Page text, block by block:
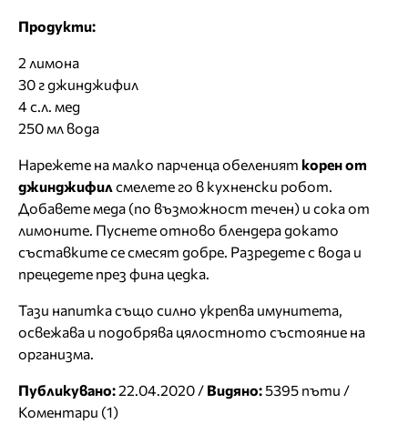
Продукти:
2 лимона
30 г джинджифил
4 с.л. мед
250 мл вода
Нарежете на малко парченца обеленият корен от
джинджифил смелете го в кухненски робот.
Добавете меда (по възможност течен) и сока от
лимоните. Пуснете отново блендера докато
съставките се смесят добре. Разредете с вода и
прецедете през фина цедка.
Тази напитка също силно укрепва имунитета,
освежава и подобрява цялостното състояние на
организма.
Публикувано:22.04.2020 / Видяно:5395 пъти /
Коментари (1)